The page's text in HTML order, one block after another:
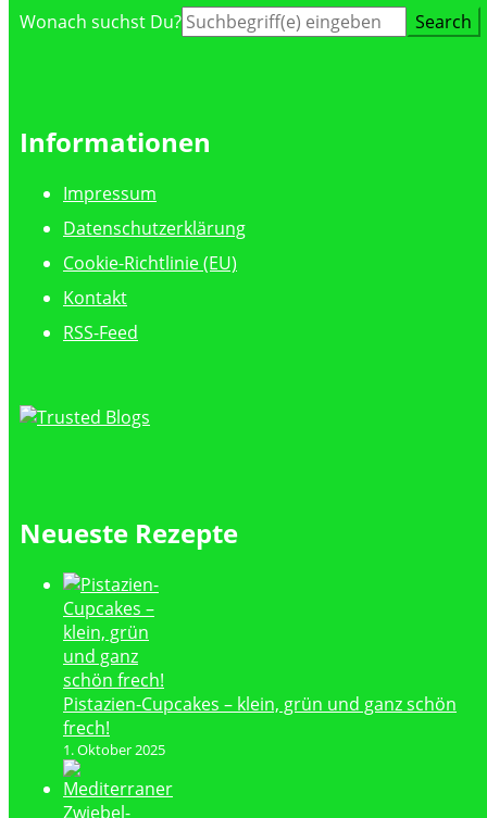
Suche
Wonach suchst Du?
Informationen
Impressum
Datenschutzerklärung
Cookie-Richtlinie (EU)
Kontakt
RSS-Feed
Neueste Rezepte
Pistazien-Cupcakes – klein, grün und ganz schön
frech!
1. Oktober 2025